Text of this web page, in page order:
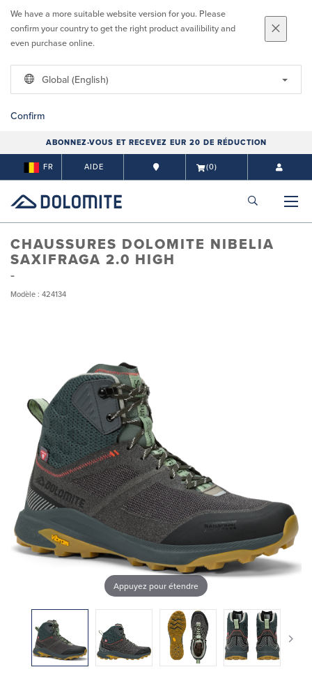
We have a more suitable website version for you. Please
confirm your country to get the right product availibility and
even purchase online.
Global (English)
Confirm
ABONNEZ-VOUS ET RECEVEZ EUR 20 DE RÉDUCTION
FR AIDE (0)
CHAUSSURES DOLOMITE NIBELIA
SAXIFRAGA 2.0 HIGH
Modèle : 424134
Appuyez pour étendre